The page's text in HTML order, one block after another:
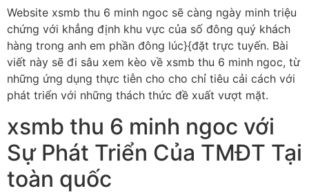
Website xsmb thu 6 minh ngoc sẽ càng ngày minh triệu
chứng với khẳng định khu vực của số đông quý khách
hàng trong anh em phần đông lúc}{đặt trực tuyến. Bài
viết này sẽ đi sâu xem kèo về xsmb thu 6 minh ngoc, từ
những ứng dụng thực tiễn cho cho chỉ tiêu cải cách với
phát triển với những thách thức đề xuất vượt mặt.
xsmb thu 6 minh ngoc với
Sự Phát Triển Của TMĐT Tại
toàn quốc